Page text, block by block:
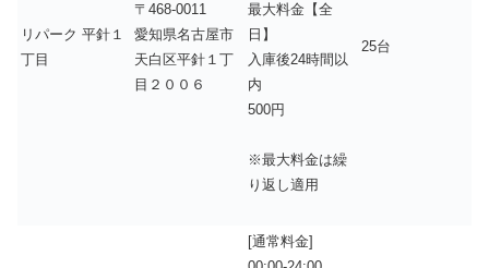
リパーク 平針１
丁目
〒468-0011
愛知県名古屋市
天白区平針１丁
目２００６
最大料金【全
日】
入庫後24時間以
内
500円
※最大料金は繰
り返し適用
25台
[通常料金]